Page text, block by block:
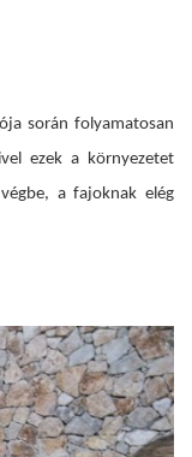
során folyamatosan
ezek a környezetet
a fajoknak elég